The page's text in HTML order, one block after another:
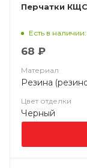
Перчатки
Есть в
68 ₽
Материал
Резина
Цвет отделки
Черный